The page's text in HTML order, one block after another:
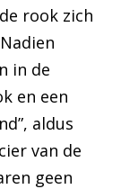
rook zich
in de
en een
aldus
van de
geen